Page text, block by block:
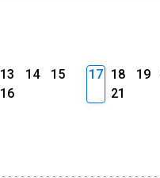
13 14
15
16
17 18 19
21